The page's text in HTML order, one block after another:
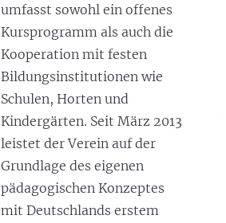
umfasst sowohl ein offenes
Kursprogramm als auch die
Kooperation mit festen
Bildungsinstitutionen wie
Schulen, Horten und
Kindergärten. Seit März 2013
leistet der Verein auf der
Grundlage des eigenen
pädagogischen Konzeptes
mit Deutschlands erstem